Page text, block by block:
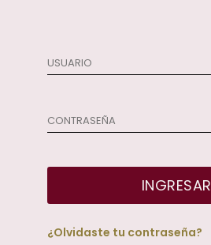
INGRESAR
¿Olvidaste tu contraseña?